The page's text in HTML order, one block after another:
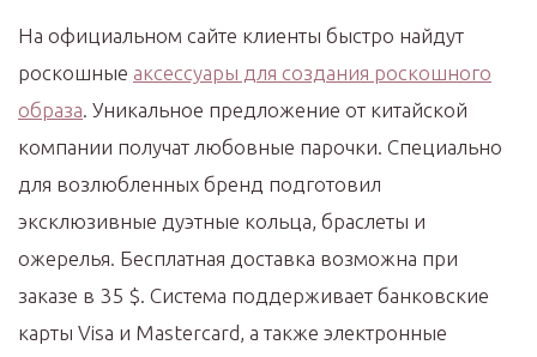
На официальном сайте клиенты быстро найдут
роскошные аксессуары для создания роскошного
образа. Уникальное предложение от китайской
компании получат любовные парочки. Специально
для возлюбленных бренд подготовил
эксклюзивные дуэтные кольца, браслеты и
ожерелья. Бесплатная доставка возможна при
заказе в 35 $. Система поддерживает банковские
карты Visa и Mastercard, а также электронные